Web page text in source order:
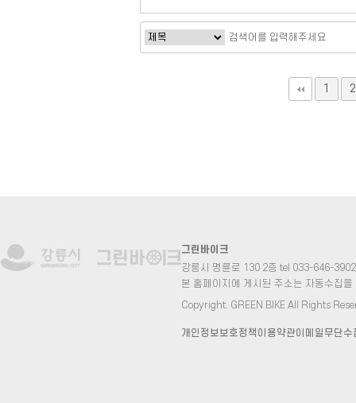
1 2
그린바이크
강릉시 명륜로 130 2층 tel 033-646-
본 홈페이지에 게시된 주소는 자동수집
Copyright. GREEN BIKE All Rights
개인정보보호정책 이용약관이메일무단수